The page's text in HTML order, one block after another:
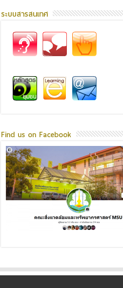
ระบบสารสนเทศ
Find us on Facebook